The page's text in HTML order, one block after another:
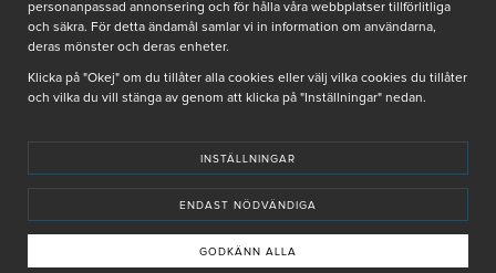
Genom att ge min e-post, accepterar jag Seth och Sallyintegritetspolicy
De uppgifter du matar in kommer endast användas till våra nyhetsbrev.
INNEHÅLLET OCH REKOMMENDATIONERNA PÅ DENNA SIDA ÄR FRAMTAGNA OCH GRANSKADE
AV VÅRA AUKTORISERADE HUDTERAPEUTER.
personanpassad annonsering och för hålla våra webbplatser tillförlitliga
och säkra. För detta ändamål samlar vi in information om användarna,
deras mönster och deras enheter.
Klicka på "Okej" om du tillåter alla cookies eller välj vilka cookies du tillåter
och vilka du vill stänga av genom att klicka på "Inställningar" nedan.
INSTÄLLNINGAR
ENDAST NÖDVÄNDIGA
GODKÄNN ALLA